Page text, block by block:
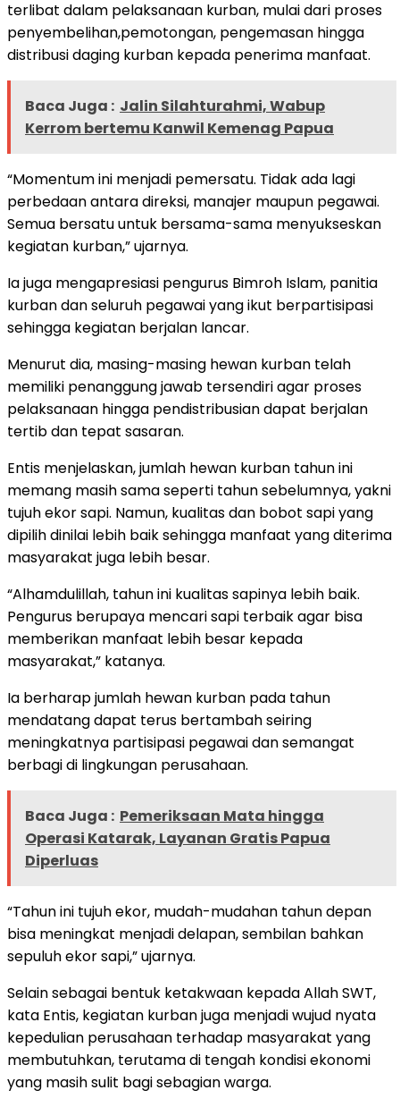
terlibat dalam pelaksanaan kurban, mulai dari proses
penyembelihan,pemotongan, pengemasan hingga
distribusi daging kurban kepada penerima manfaat.
Baca Juga : Jalin Silahturahmi, Wabup
Kerrom bertemu Kanwil Kemenag Papua
“Momentum ini menjadi pemersatu. Tidak ada lagi
perbedaan antara direksi, manajer maupun pegawai.
Semua bersatu untuk bersama-sama menyukseskan
kegiatan kurban,” ujarnya.
Ia juga mengapresiasi pengurus Bimroh Islam, panitia
kurban dan seluruh pegawai yang ikut berpartisipasi
sehingga kegiatan berjalan lancar.
Menurut dia, masing-masing hewan kurban telah
memiliki penanggung jawab tersendiri agar proses
pelaksanaan hingga pendistribusian dapat berjalan
tertib dan tepat sasaran.
Entis menjelaskan, jumlah hewan kurban tahun ini
memang masih sama seperti tahun sebelumnya, yakni
tujuh ekor sapi. Namun, kualitas dan bobot sapi yang
dipilih dinilai lebih baik sehingga manfaat yang diterima
masyarakat juga lebih besar.
“Alhamdulillah, tahun ini kualitas sapinya lebih baik.
Pengurus berupaya mencari sapi terbaik agar bisa
memberikan manfaat lebih besar kepada
masyarakat,” katanya.
Ia berharap jumlah hewan kurban pada tahun
mendatang dapat terus bertambah seiring
meningkatnya partisipasi pegawai dan semangat
berbagi di lingkungan perusahaan.
Baca Juga : Pemeriksaan Mata hingga
Operasi Katarak, Layanan Gratis Papua
Diperluas
“Tahun ini tujuh ekor, mudah-mudahan tahun depan
bisa meningkat menjadi delapan, sembilan bahkan
sepuluh ekor sapi,” ujarnya.
Selain sebagai bentuk ketakwaan kepada Allah SWT,
kata Entis, kegiatan kurban juga menjadi wujud nyata
kepedulian perusahaan terhadap masyarakat yang
membutuhkan, terutama di tengah kondisi ekonomi
yang masih sulit bagi sebagian warga.